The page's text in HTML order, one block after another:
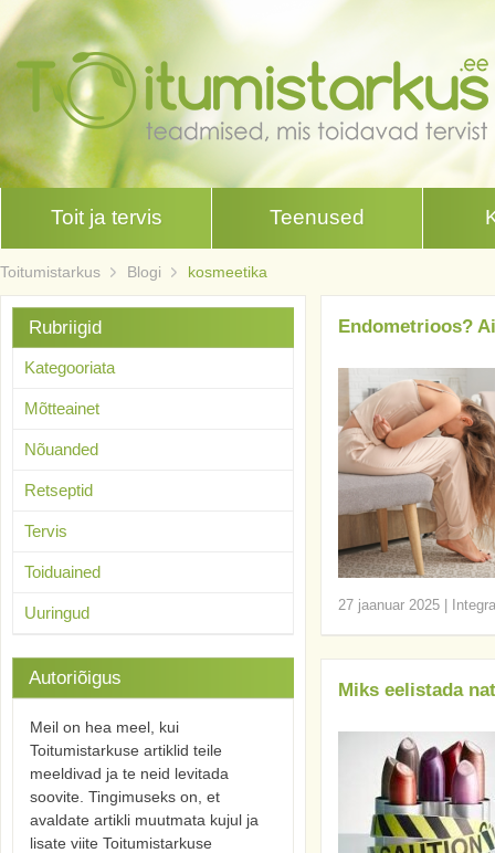
Toit ja tervis Teenused
Toitumistarkus Blogi kosmeetika
Endometrioos?
27 jaanuar 2025
Miks eelistada
Rubriigid
Kategooriata
Mõtteainet
Nõuanded
Retseptid
Tervis
Toiduained
Uuringud
Autoriõigus
Meil on hea meel, kui
Toitumistarkuse artiklid teile
meeldivad ja te neid levitada
soovite. Tingimuseks on, et
avaldate artikli muutmata kujul ja
lisate viite Toitumistarkuse